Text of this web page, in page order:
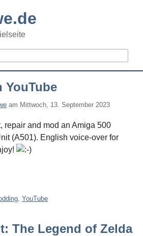
YouTube
am Mittwoch, 13. September 2023
repair and mod an Amiga 500
(A501). English voice-over for
YouTube
The Legend of Zelda